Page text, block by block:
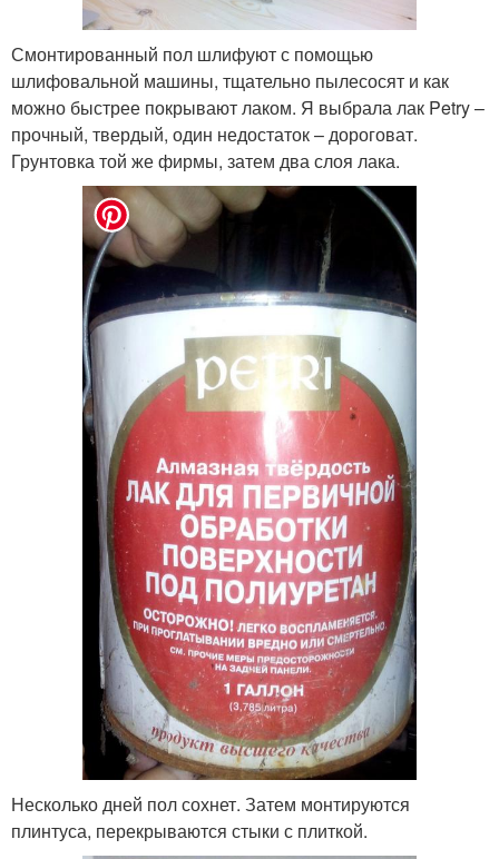
Смонтированный пол шлифуют с помощью
шлифовальной машины, тщательно пылесосят и как
можно быстрее покрывают лаком. Я выбрала лак Petry –
прочный, твердый, один недостаток – дороговат.
Грунтовка той же фирмы, затем два слоя лака.
Несколько дней пол сохнет. Затем монтируются
плинтуса, перекрываются стыки с плиткой.